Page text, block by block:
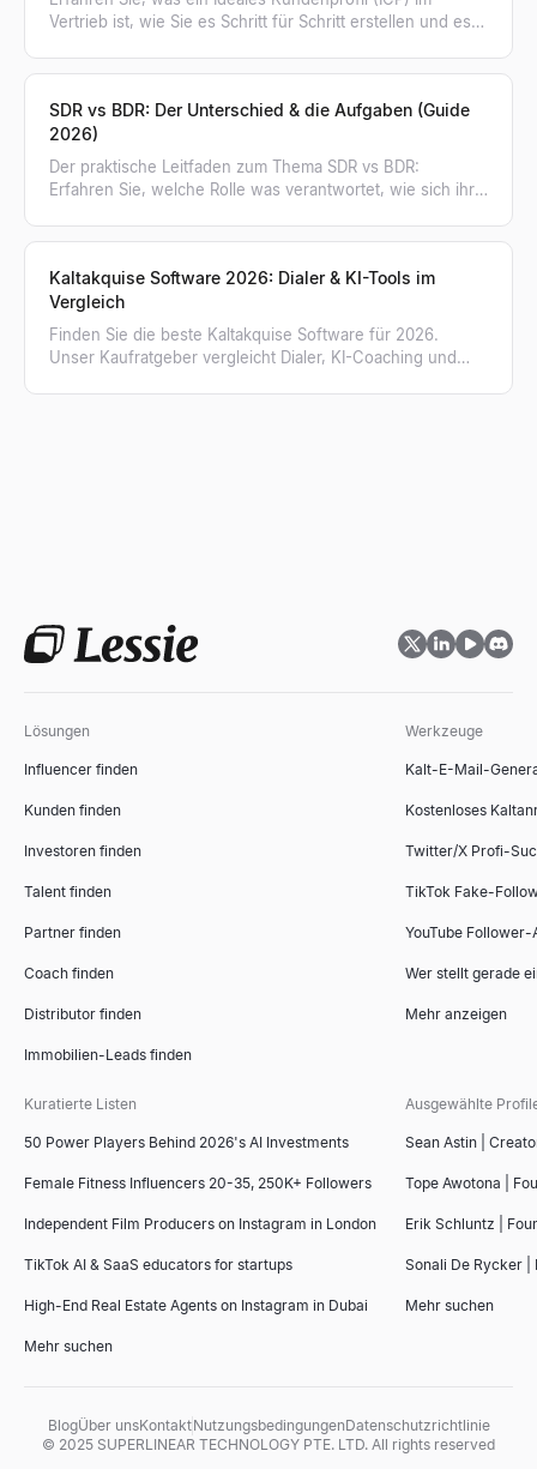
Vertrieb ist, wie Sie es Schritt für Schritt erstellen und es
SDR vs BDR: Der Unterschied & die Aufgaben (Guide
2026)
Der praktische Leitfaden zum Thema SDR vs BDR:
Erfahren Sie, welche Rolle was verantwortet, wie sich ihre
Kaltakquise Software 2026: Dialer & KI-Tools im
Vergleich
Finden Sie die beste Kaltakquise Software für 2026.
Unser Kaufratgeber vergleicht Dialer, KI-Coaching und
Lösungen
Influencer finden
Kunden finden
Investoren finden
Talent finden
Partner finden
Coach finden
Distributor finden
Immobilien-Leads finden
Werkzeuge
Kalt-E-Mail-
Kostenloses
Twitter/X Profi-
TikTok Fake-
YouTube Follower-
Wer stellt gerade
Mehr anzeigen
Kuratierte Listen
50 Power Players Behind 2026's AI Investments
Female Fitness Influencers 20-35, 250K+ Followers
Independent Film Producers on Instagram in London
TikTok AI & SaaS educators for startups
High-End Real Estate Agents on Instagram in Dubai
Mehr suchen
Ausgewählte
Sean Astin |
Tope Awotona |
Erik Schluntz |
Sonali De Rycker |
Mehr suchen
BlogÜber unsKontaktNutzungsbedingungenDatenschutzrichtlinie
© 2025 SUPERLINEAR TECHNOLOGY PTE. LTD. All rights reserved